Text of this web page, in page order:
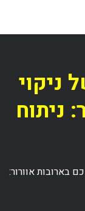
ניקוי
ניתוח
בארובות אוורור: